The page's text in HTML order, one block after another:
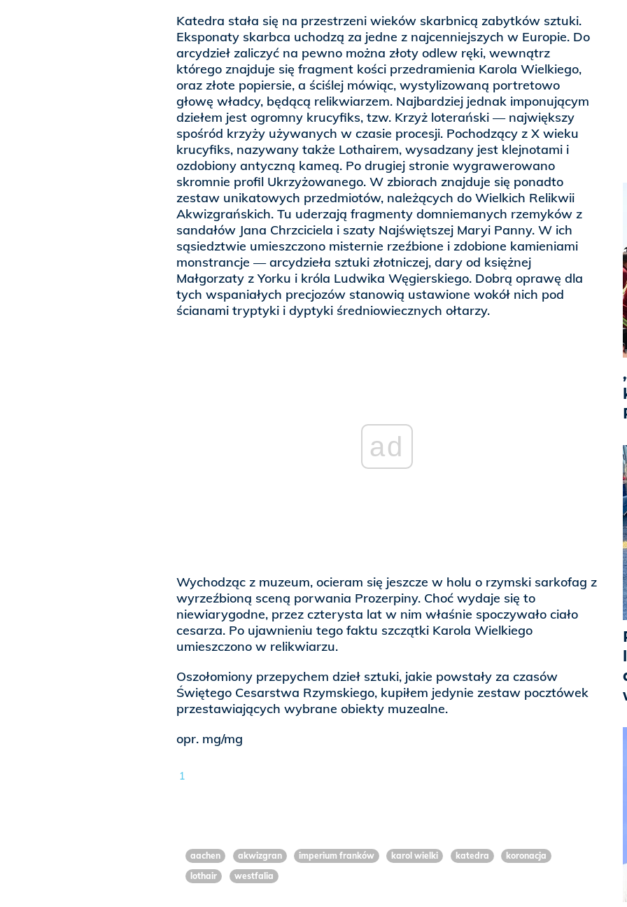
Katedra stała się na przestrzeni wieków skarbnicą zabytków sztuki.
Eksponaty skarbca uchodzą za jedne z najcenniejszych w Europie. Do
arcydzieł zaliczyć na pewno można złoty odlew ręki, wewnątrz
którego znajduje się fragment kości przedramienia Karola Wielkiego,
oraz złote popiersie, a ściślej mówiąc, wystylizowaną portretowo
głowę władcy, będącą relikwiarzem. Najbardziej jednak imponującym
dziełem jest ogromny krucyfiks, tzw. Krzyż loterański — największy
spośród krzyży używanych w czasie procesji. Pochodzący z X wieku
krucyfiks, nazywany także Lothairem, wysadzany jest klejnotami i
ozdobiony antyczną kameą. Po drugiej stronie wygrawerowano
skromnie profil Ukrzyżowanego. W zbiorach znajduje się ponadto
zestaw unikatowych przedmiotów, należących do Wielkich Relikwii
Akwizgrańskich. Tu uderzają fragmenty domniemanych rzemyków z
sandałów Jana Chrzciciela i szaty Najświętszej Maryi Panny. W ich
sąsiedztwie umieszczono misternie rzeźbione i zdobione kamieniami
monstrancje — arcydzieła sztuki złotniczej, dary od księżnej
Małgorzaty z Yorku i króla Ludwika Węgierskiego. Dobrą oprawę dla
tych wspaniałych precjozów stanowią ustawione wokół nich pod
ścianami tryptyki i dyptyki średniowiecznych ołtarzy.
ad
Wychodząc z muzeum, ocieram się jeszcze w holu o rzymski sarkofag z
wyrzeźbioną sceną porwania Prozerpiny. Choć wydaje się to
niewiarygodne, przez czterysta lat w nim właśnie spoczywało ciało
cesarza. Po ujawnieniu tego faktu szczątki Karola Wielkiego
umieszczono w relikwiarzu.
Oszołomiony przepychem dzieł sztuki, jakie powstały za czasów
Świętego Cesarstwa Rzymskiego, kupiłem jedynie zestaw pocztówek
przestawiających wybrane obiekty muzealne.
opr. mg/mg
1
aachen akwizgran imperium franków karol wielki katedra
koronacja
lothair
westfalia